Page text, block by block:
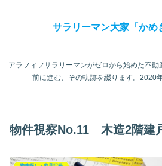
サラリーマン大家「かめ
アラフィフサラリーマンがゼロから始めた不
前に進む、その軌跡を綴ります。2020
物件視察No.11 木造2階建